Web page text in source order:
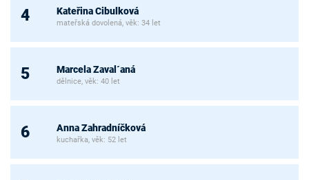
4 Kateřina Cibulková
mateřská dovolená, věk: 34 let
5 Marcela Zaval´aná
dělnice, věk: 40 let
6 Anna Zahradníčková
kuchařka, věk: 52 let